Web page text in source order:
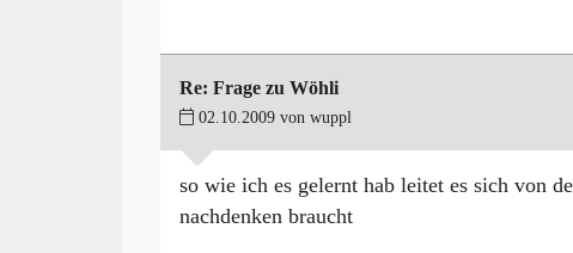
Re: Frage zu Wöhli
02.10.2009 von wuppl
so wie ich es gelernt hab leitet es sich von
nachdenken braucht